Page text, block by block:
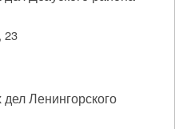
23
Ленингорского